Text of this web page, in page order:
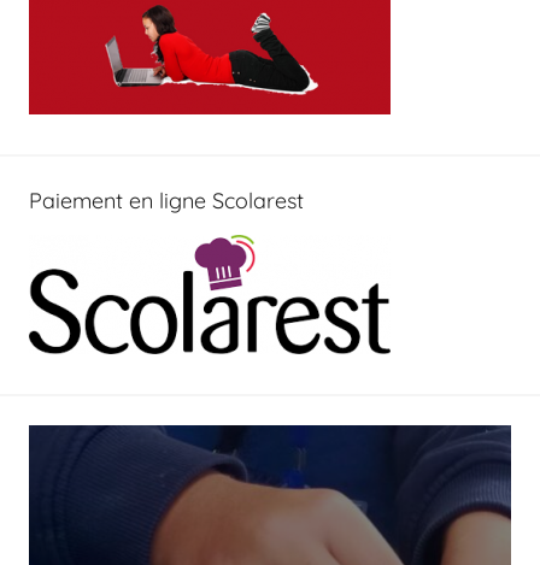
Paiement en ligne Scolarest